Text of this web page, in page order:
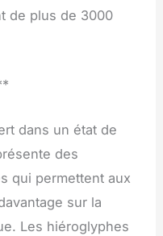
de plus de 3000
dans un état de
des
qui permettent aux
sur la
Les hiéroglyphes